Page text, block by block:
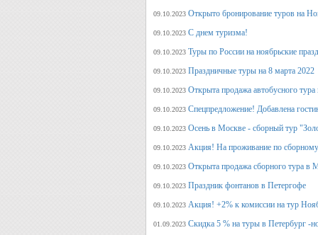
09.10.2023 Открыто бронирование туров на
09.10.2023 С днем туризма!
09.10.2023 Туры по России на ноябрьские
09.10.2023 Праздничные туры на 8 марта 2022
09.10.2023 Открыта продажа автобусного
09.10.2023 Спецпредложение! Добавлена
09.10.2023 Осень в Москве - сборный тур
09.10.2023 Акция! На проживание по
09.10.2023 Открыта продажа сборного тура в
09.10.2023 Праздник фонтанов в Петергофе
09.10.2023 Акция! +2% к комиссии на тур
01.09.2023 Скидка 5 % на туры в Петербург -